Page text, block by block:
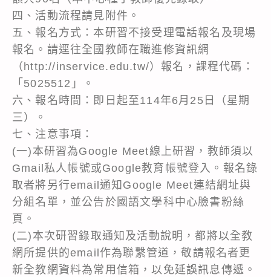
四、活動流程請見附件。
五、報名方式：本研習不接受理電話報名及現場
報名。請逕往全國教師在職進修資訊網
（http://inservice.edu.tw/）報名，課程代碼：
「5025512」。
六、報名時間：即日起至114年6月25日（星期
三）。
七、注意事項：
(一)本研習為Google Meet線上研習，教師須以
Gmail私人帳號或Google教育帳號登入。報名錄
取者將另行email通知Google Meet連結網址與
分組名單，並公告於國語文學科中心臉書粉絲
頁。
(二)本次研習錄取通知及活動說明，都將以全教
網所提供的email作為聯繫管道，敬請報名者更
新全教網資料為常用信箱，以免延誤訊息傳遞。